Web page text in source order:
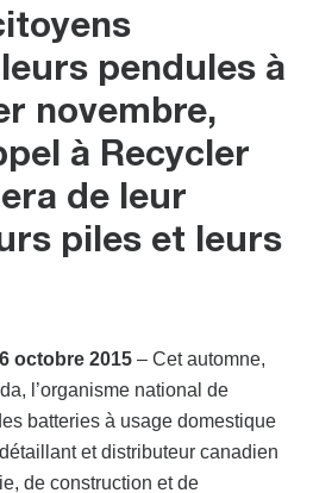
pendules à
novembre,
à Recycler
de leur
piles et leurs
octobre 2015 – Cet automne,
l’organisme national de
batteries à usage domestique
et distributeur canadien
de construction et de